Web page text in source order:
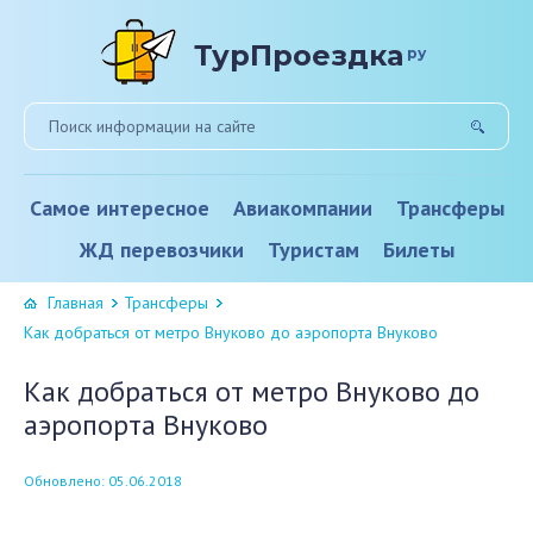
ТурПроездка ру
Самое интересное Авиакомпании
Трансферы
ЖД перевозчики
Туристам Билеты
Главная
Трансферы
Как добраться от метро Внуково до аэропорта Внуково
Как добраться от метро Внуково до
аэропорта Внуково
Обновлено: 05.06.2018